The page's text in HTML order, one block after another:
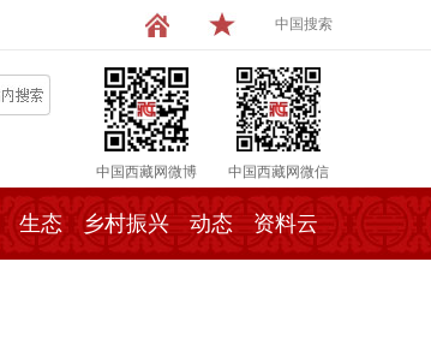
中国搜索
中国西藏网微博 中国西藏网微信
生态 乡村振兴 动态 资料云